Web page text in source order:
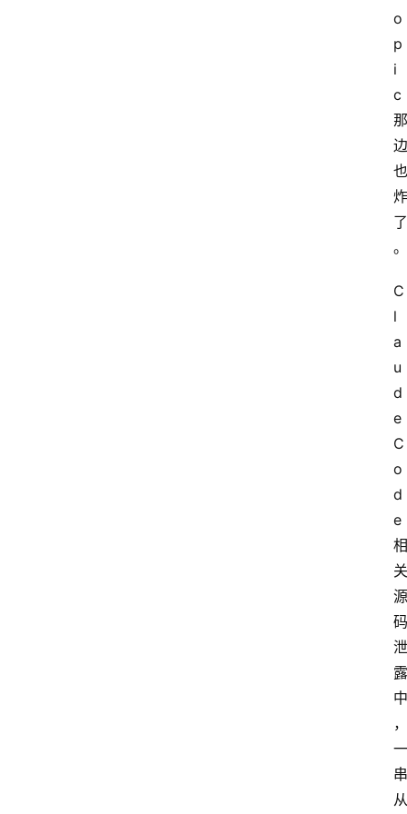
o
p
i
c
那
边
也
炸
了
。
C
l
a
u
d
e
C
o
d
e
相
关
源
码
泄
露
中
，
一
串
从